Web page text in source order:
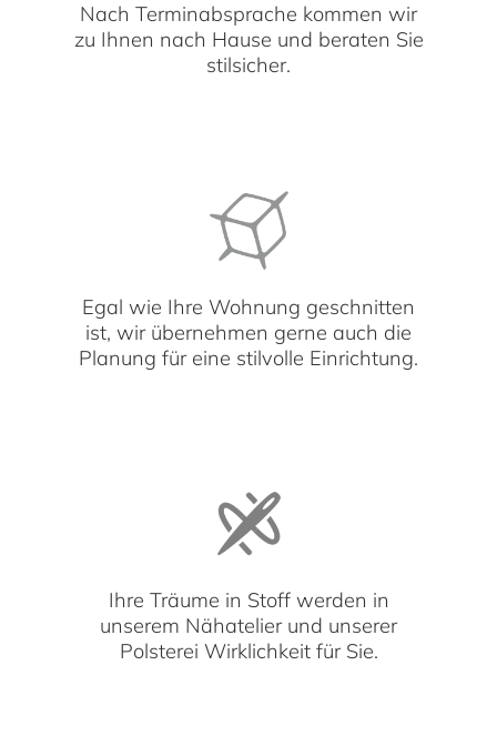
Nach Terminabsprache kommen wir
zu Ihnen nach Hause und beraten Sie
stilsicher.
Egal wie Ihre Wohnung geschnitten
ist, wir übernehmen gerne auch die
Planung für eine stilvolle Einrichtung.
Ihre Träume in Stoff werden in
unserem Nähatelier und unserer
Polsterei Wirklichkeit für Sie.